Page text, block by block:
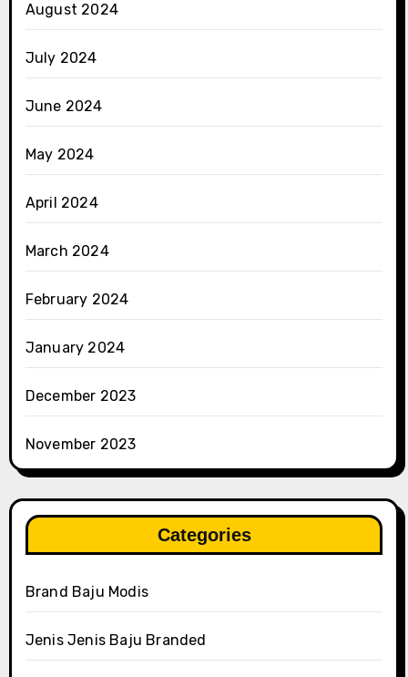
August 2024
July 2024
June 2024
May 2024
April 2024
March 2024
February 2024
January 2024
December 2023
November 2023
Categories
Brand Baju Modis
Jenis Jenis Baju Branded